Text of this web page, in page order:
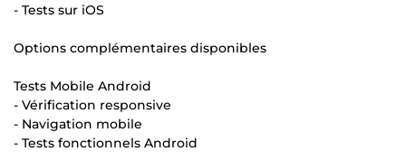
- Tests sur iOS
Options complémentaires disponibles
Tests Mobile Android
- Vérification responsive
- Navigation mobile
- Tests fonctionnels Android